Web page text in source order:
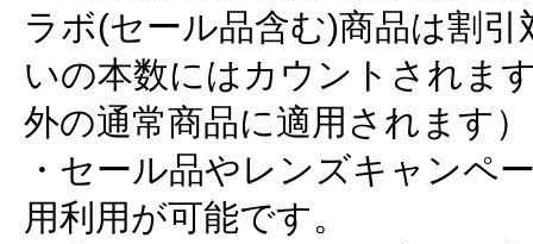
ラボ(セール品含む)商品は割
いの本数にはカウントされま
外の通常商品に適用されます
・セール品やレンズキャンペ
用利用が可能です。